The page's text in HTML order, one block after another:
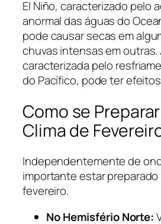
El Niño, caracterizado pelo
anormal das águas do
pode causar secas em
chuvas intensas em outras.
caracterizada pelo
do Pacífico, pode ter
Como se
Clima de
Independentemente de
importante estar preparado
fevereiro.
No Hemisfério Norte: